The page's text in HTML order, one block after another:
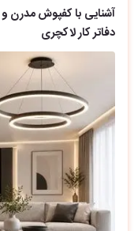
آشنایی با کفپوش مدرن
دفاتر کار لاکچری